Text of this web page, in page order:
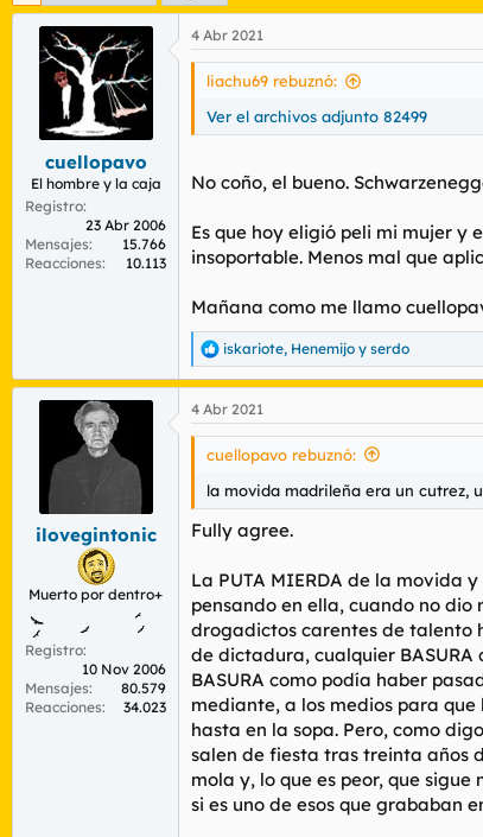
c
a
d
l
t
m
a
h
a
e
i
n
i
c
i
cuellopavo
El hombre y la caja
Registro
23 Abr 2006
Mensajes
15.766
Reacciones
10.113
4 Abr 2021
liachu69 rebuznó:
Ver el archivos adjunto 82499
No coño, el bueno.
Es que hoy eligió peli mi mujer
insoportable. Menos mal que
Mañana como me llamo
R
e
a
c
c
e
s
iskariote, Henemijo y serdo
ilovegintonic
Muerto por dentro+
Registro
10 Nov 2006
Mensajes
80.579
Reacciones
34.023
4 Abr 2021
cuellopavo rebuznó:
la movida madrileña era un cutrez,
Fully agree.
La PUTA MIERDA de la movida
pensando en ella, cuando no dio
drogadictos carentes de talento
de dictadura, cualquier
BASURA como podía haber
mediante, a los medios para
hasta en la sopa. Pero, como
salen de fiesta tras treinta años
mola y, lo que es peor, que
si es uno de esos que grababan